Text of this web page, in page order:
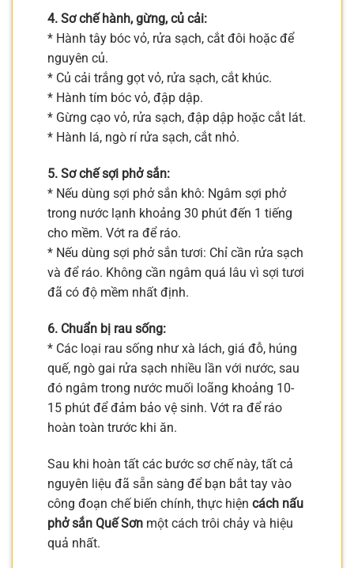
4. Sơ chế hành, gừng, củ cải:
* Hành tây bóc vỏ, rửa sạch, cắt đôi hoặc để
nguyên củ.
* Củ cải trắng gọt vỏ, rửa sạch, cắt khúc.
* Hành tím bóc vỏ, đập dập.
* Gừng cạo vỏ, rửa sạch, đập dập hoặc cắt lát.
* Hành lá, ngò rí rửa sạch, cắt nhỏ.
5. Sơ chế sợi phở sắn:
* Nếu dùng sợi phở sắn khô: Ngâm sợi phở
trong nước lạnh khoảng 30 phút đến 1 tiếng
cho mềm. Vớt ra để ráo.
* Nếu dùng sợi phở sắn tươi: Chỉ cần rửa sạch
và để ráo. Không cần ngâm quá lâu vì sợi tươi
đã có độ mềm nhất định.
6. Chuẩn bị rau sống:
* Các loại rau sống như xà lách, giá đỗ, húng
quế, ngò gai rửa sạch nhiều lần với nước, sau
đó ngâm trong nước muối loãng khoảng 10-
15 phút để đảm bảo vệ sinh. Vớt ra để ráo
hoàn toàn trước khi ăn.
Sau khi hoàn tất các bước sơ chế này, tất cả
nguyên liệu đã sẵn sàng để bạn bắt tay vào
công đoạn chế biến chính, thực hiện cách nấu
phở sắn Quế Sơn một cách trôi chảy và hiệu
quả nhất.